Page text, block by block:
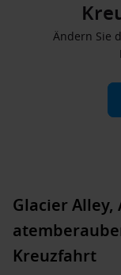
Ändern Sie
Glacier Alley,
Kreuzfahrt